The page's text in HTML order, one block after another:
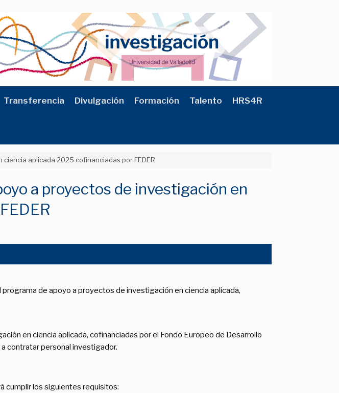
Transferencia Divulgación Formación Talento HRS4R
aplicada 2025 cofinanciadas por FEDER
a proyectos de investigación en
de apoyo a proyectos de investigación en ciencia aplicada,
en ciencia aplicada, cofinanciadas por el Fondo Europeo de Desarrollo
contratar personal investigador.
cumplir los siguientes requisitos: